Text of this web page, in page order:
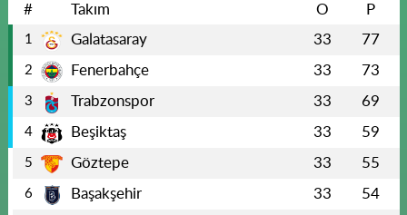
# Takım O P
1 Galatasaray 33 77
2 Fenerbahçe 33 73
3 Trabzonspor 33 69
4 Beşiktaş 33 59
5 Göztepe 33 55
6 Başakşehir 33 54